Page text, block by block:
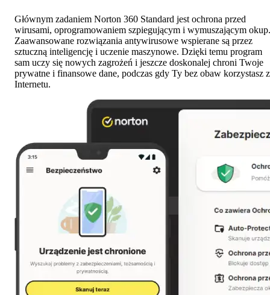
Głównym zadaniem Norton 360 Standard jest ochrona przed
wirusami, oprogramowaniem szpiegującym i wymuszającym okup.
Zaawansowane rozwiązania antywirusowe wspierane są przez
sztuczną inteligencję i uczenie maszynowe. Dzięki temu program
sam uczy się nowych zagrożeń i jeszcze doskonalej chroni Twoje
prywatne i finansowe dane, podczas gdy Ty bez obaw korzystasz z
Internetu.